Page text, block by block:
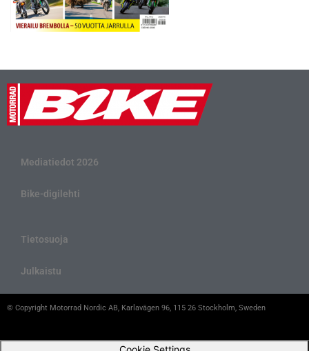
Mediatiedot 2026
Bike-digilehti
Tietosuoja
Julkaistu
© Copyright Motorrad Nordic AB, Karlavägen 96, 115 26 Stockholm, Sweden